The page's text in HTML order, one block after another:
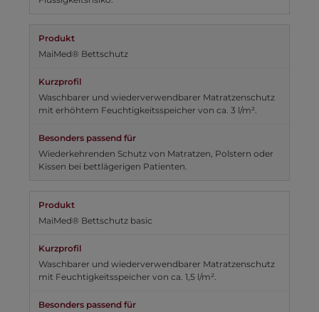
MaiMed® Bettschutz
Waschbarer und wiederverwendbarer Matratzenschutz
mit erhöhtem Feuchtigkeitsspeicher von ca. 3 l/m².
Wiederkehrenden Schutz von Matratzen, Polstern oder
Kissen bei bettlägerigen Patienten.
MaiMed® Bettschutz basic
Waschbarer und wiederverwendbarer Matratzenschutz
mit Feuchtigkeitsspeicher von ca. 1,5 l/m².